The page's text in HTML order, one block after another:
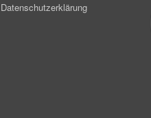
Datenschutzerklärung